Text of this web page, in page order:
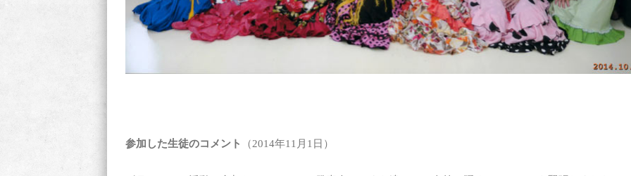
参加した生徒のコメント （2014年11月1日）